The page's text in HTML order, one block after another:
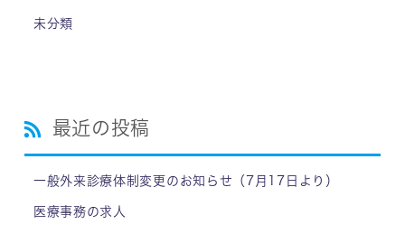
未分類
最近の投稿
一般外来診療体制変更のお知らせ（7月17日より）
医療事務の求人